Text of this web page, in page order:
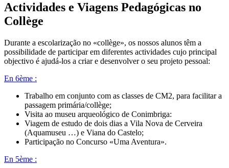
Actividades e Viagens Pedagógicas no
Collège
Durante a escolarização no «collège», os nossos alunos têm a
possibilidade de participar em diferentes actividades cujo principal
objectivo é ajudá-los a criar e desenvolver o seu projeto pessoal:
En 6ème :
Trabalho em conjunto com as classes de CM2, para facilitar a
passagem primária/collège;
Visita ao museu arqueológico de Conimbriga:
Viagem de estudo de dois dias a Vila Nova de Cerveira
(Aquamuseu …) e Viana do Castelo;
Participação no Concurso «Uma Aventura».
En 5ème :